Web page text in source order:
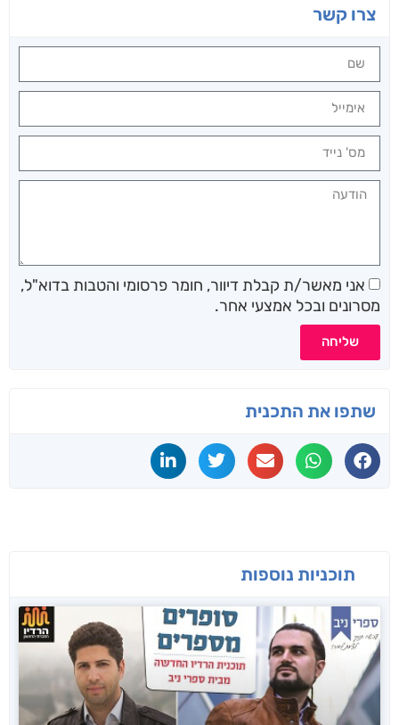
צרו קשר
אני מאשר/ת קבלת דיוור, חומר פרסומי והטבות בדוא"ל,
מסרונים ובכל אמצעי אחר.
שליחה
שתפו את התכנית
תוכניות נוספות